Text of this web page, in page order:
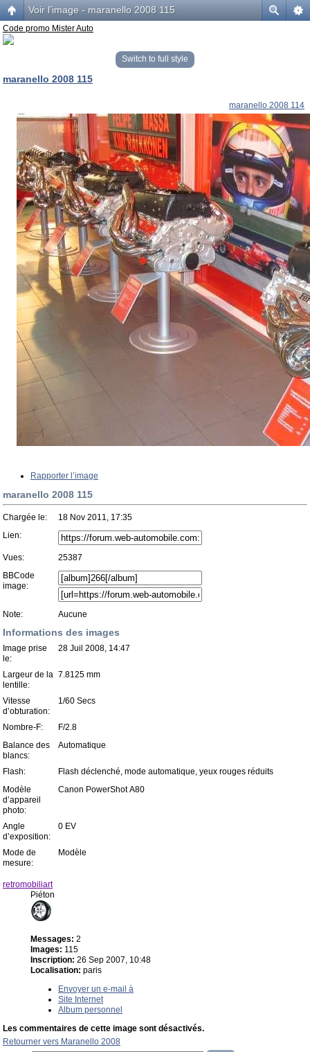
Voir l’image - maranello 2008 115
Code promo Mister Auto
Switch to full style
maranello 2008 115
maranello 2008 114
Rapporter l’image
maranello 2008 115
Chargée le:
18 Nov 2011, 17:35
Lien:
Vues:
25387
BBCode
image:
Note: Aucune
Informations des images
Image prise
le:
28 Juil 2008, 14:47
Largeur de la
lentille:
7.8125 mm
Vitesse
d’obturation:
1/60 Secs
Nombre-F:
F/2.8
Balance des
blancs:
Automatique
Flash:
Flash déclenché, mode automatique, yeux rouges réduits
Modèle
d’appareil
photo:
Canon PowerShot A80
Angle
d’exposition:
0 EV
Mode de
mesure:
Modèle
retromobiliart
Piéton
Messages: 2
Images: 115
Inscription: 26 Sep 2007, 10:48
Localisation: paris
Envoyer un e-mail à
Site Internet
Album personnel
Les commentaires de cette image sont désactivés.
Retourner vers Maranello 2008